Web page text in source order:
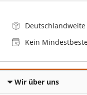
Kein
Wir über uns